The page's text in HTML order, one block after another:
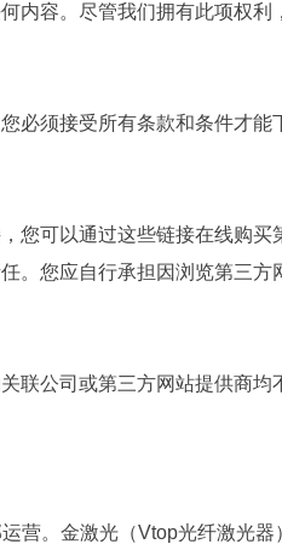
内容。尽管我们拥有此项权利
必须接受所有条款和条件才能
您可以通过这些链接在线购
。您应自行承担因浏览第三方
联公司或第三方网站提供商
营。金激光（Vtop光纤激光